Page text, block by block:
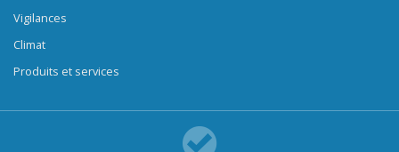
Vigilances
Climat
Produits et services